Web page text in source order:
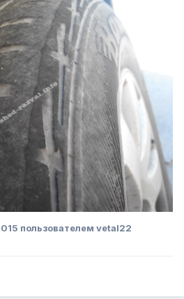
пользователем vetal22